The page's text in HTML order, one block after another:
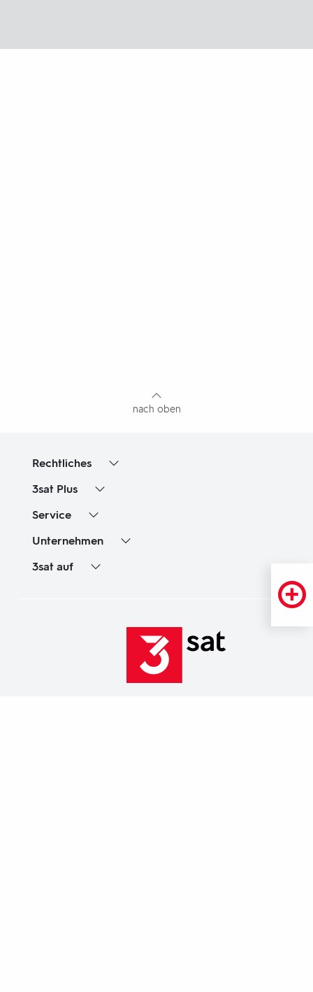
nach oben
Rechtliches
3sat Plus
Service
Unternehmen
3sat auf